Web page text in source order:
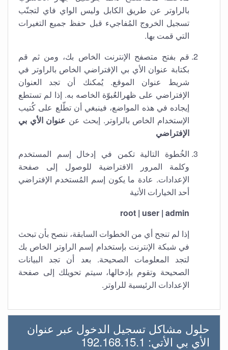
بالراوتر عن طريق الكابل وليس الواي فاي لتجنّب
تسجيل الخروج المُفاجيء قبل حفظ جميع التغيرات
التي قمت بها.
قم بفتح متصفح الإنترنت الخاص بك، ومن ثم قم
بكتابة عنوان الأي بي الإفتراضي الخاص بالراوتر في
شريط عنوان الموقع. يُمكنك أن تجد العنوان
الإفتراضي على ظهرالعُبوّة الخاصه به. إذا لم تستطع
إيجاده في هذه المواضع، فينبغي أن تطّلع على كُتيب
الإستخدام الخاص بالراوتر. إبحث عن عنوان الأي بي
الإفتراضي
الخُطوة التالية تكمن في إدخال إسم المستخدم
وكلمة المرور الافتراضية للوصول إلى صفحة
الإعدادات. عادة ما يكون إسم المُستخدم الإفتراضي
أحد الخيارات الأتية
root | user | admin
إذا لم تنجح أي من الخطوات السابقة، ننصح بأن تبحث
في شبكة الإنترنت بإستخدام إسم الراوتر الخاص بك
لتجد المعلومات الصحيحة. بعد أن تجد البيانات
الصحيحة وتقوم بإدخالها، سيتم تحويلك إلى صفحة
الإعدادات الرئيسية للراوتر.
حلول مشاكل تسجيل الدخول عبر عنوان
الأي بي الأتي: 192.168.15.1